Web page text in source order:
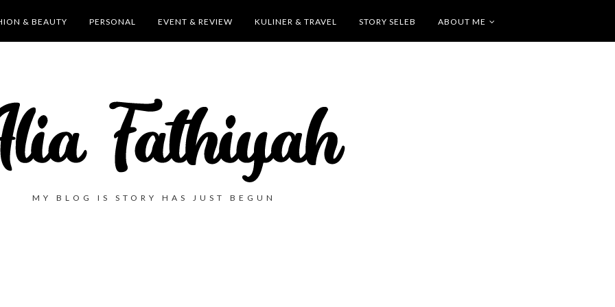
& BEAUTY PERSONAL EVENT & REVIEW KULINER & TRAVEL STORY SELEB ABOUT ME
MY BLOG IS STORY HAS JUST BEGUN